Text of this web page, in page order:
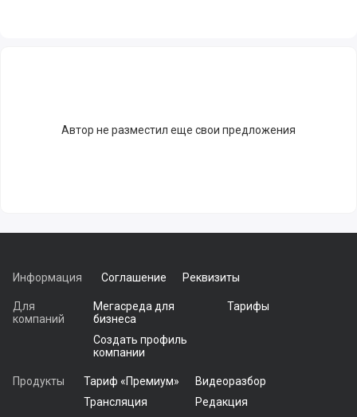
Автор не разместил еще свои предложения
Информация Соглашение Реквизиты
Для
компаний
Мегасреда для
бизнеса
Тарифы
Создать профиль
компании
Продукты Тариф «Премиум»
Видеоразбор
Трансляция
Редакция